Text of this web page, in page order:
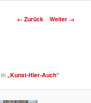
Bilder-
← Zurück Weiter →
in „Kunst-Hier-Auch“